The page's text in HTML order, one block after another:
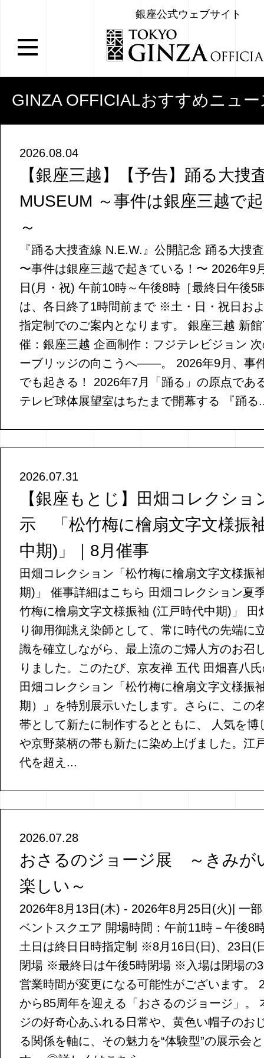
銀座公式ウェブサイト
GINZA OFFICIALおすすめニュー
2026.08.04
【銀座三越】【予告】踊る大捜
MUSEUM ～事件は銀座三越で
～
『踊る大捜査線 N.E.W.』公開記念 踊る大捜
〜事件は銀座三越で起きている！〜 2026年9
日(月・祝) 午前10時～午後8時［最終日午後
は、各日終了1時間前まで ※土・日・祝日お
指定制でのご案内となります。 銀座三越 新
催：銀座三越 企画制作：フジテレビジョン
ーブリッジの向こうへ——。 2026年9月、事
でも起きる！ 2026年7月「踊る」の原点であ
テレビ球体展望室はちたまで開幕する 『踊る
2026.07.31
【銀座もとじ】田畑コレクショ
示 「松竹梅に檜扇文字文様振
中期)」｜8月催事
田畑コレクション「松竹梅に檜扇文字文様振
期)」 催事詳細はこちら 田畑コレクション
竹梅に檜扇文字文様振袖 (江戸時代中期)」 田
り御用御誂え染師として、常に時代の先端に
識を確立しながら、最上流のご婦人方のお召
りました。このたび、京友禅 五代 田畑喜八
田畑コレクション「松竹梅に檜扇文字文様振
期）」を特別展示いたします。さらに、この
帯として新たに制作するとともに、 人気を博
や京野菜柄の帯も新たに染め上げました。江
代を超え...
2026.07.28
おさるのジョージ展 ～きみが
楽しい～
2026年8月13日(木) - 2026年8月25日(火)| 一
ベントスクエア 開場時間：午前11時－午後8
土日は終日日時指定制 ※8月16日(日)、23日(
閉場 ※最終日は午後5時閉場 ※入場は閉場の
営業時間が変更になる可能性がございます。
から85周年を迎える「おさるのジョージ」。
ジの好奇心あふれる日常や、黄色い帽子のお
る関係を軸に、その魅力を“体験型”の展示会